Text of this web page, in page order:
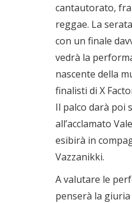
cantautorato,
reggae. La
con un finale
vedrà la
nascente della
finalisti di X
Il palco darà poi
all’acclamato
esibirà in
Vazzanikki.
A valutare le
penserà la